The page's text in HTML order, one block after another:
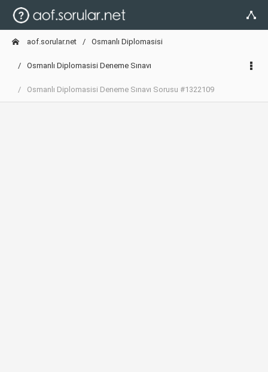
aof.sorular.net Osmanlı Diplomasisi
Osmanlı Diplomasisi Deneme Sınavı
Osmanlı Diplomasisi Deneme Sınavı Sorusu #1322109